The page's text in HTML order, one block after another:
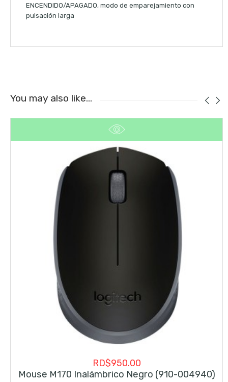
ENCENDIDO/APAGADO, modo de emparejamiento con
pulsación larga
You may also like…
RD$950.00
Mouse M170 Inalámbrico Negro (910-004940)